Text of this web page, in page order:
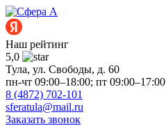
Наш рейтинг
5,0
Тула, ул. Свободы, д. 60
пн-чт 09:00–18:00; пт 09:00–17:00
8 (4872) 702-101
sferatula@mail.ru
Заказать звонок